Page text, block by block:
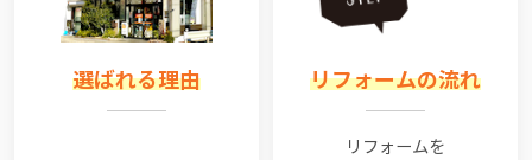
選ばれる理由 リフォームの流れ
リフォームを